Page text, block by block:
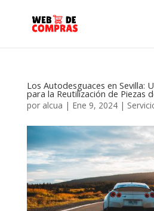
Los Autodesguaces en Sevilla:
para la Reutilización de Piezas
por alcua | Ene 9, 2024|